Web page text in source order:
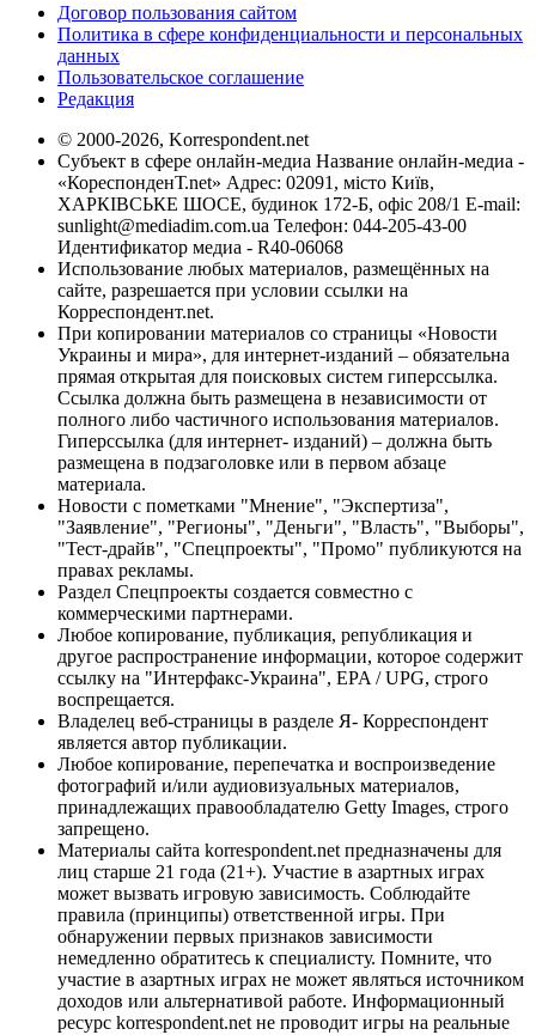
Договор пользования сайтом
Политика в сфере конфиденциальности и персональных
данных
Пользовательское соглашение
Редакция
© 2000-2026, Korrespondent.net
Субъект в сфере онлайн-медиа Название онлайн-медиа -
«КореспонденТ.net» Адрес: 02091, місто Київ,
ХАРКІВСЬКЕ ШОСЕ, будинок 172-Б, офіс 208/1 E-mail:
sunlight@mediadim.com.ua Телефон: 044-205-43-00
Идентификатор медиа - R40-06068
Использование любых материалов, размещённых на
сайте, разрешается при условии ссылки на
Корреспондент.net.
При копировании материалов со страницы «Новости
Украины и мира», для интернет-изданий – обязательна
прямая открытая для поисковых систем гиперссылка.
Ссылка должна быть размещена в независимости от
полного либо частичного использования материалов.
Гиперссылка (для интернет- изданий) – должна быть
размещена в подзаголовке или в первом абзаце
материала.
Новости с пометками "Мнение", "Экспертиза",
"Заявление", "Регионы", "Деньги", "Власть", "Выборы",
"Тест-драйв", "Спецпроекты", "Промо" публикуются на
правах рекламы.
Раздел Спецпроекты создается совместно с
коммерческими партнерами.
Любое копирование, публикация, републикация и
другое распространение информации, которое содержит
ссылку на "Интерфакс-Украина", EPA / UPG, строго
воспрещается.
Владелец веб-страницы в разделе Я- Корреспондент
является автор публикации.
Любое копирование, перепечатка и воспроизведение
фотографий и/или аудиовизуальных материалов,
принадлежащих правообладателю Getty Images, строго
запрещено.
Материалы сайта korrespondent.net предназначены для
лиц старше 21 года (21+). Участие в азартных играх
может вызвать игровую зависимость. Соблюдайте
правила (принципы) ответственной игры. При
обнаружении первых признаков зависимости
немедленно обратитесь к специалисту. Помните, что
участие в азартных играх не может являться источником
доходов или альтернативой работе. Информационный
ресурс korrespondent.net не проводит игры на реальные